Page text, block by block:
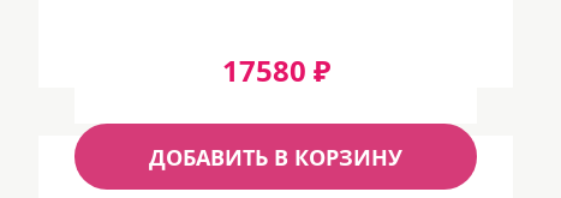
17580 ₽
ДОБАВИТЬ В КОРЗИНУ